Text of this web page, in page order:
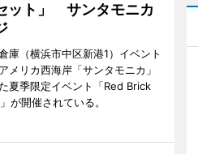
ット」 サンタモニカ
庫（横浜市中区新港1）イベント
メリカ西海岸「サンタモニカ」
夏季限定イベント「Red Brick
が開催されている。